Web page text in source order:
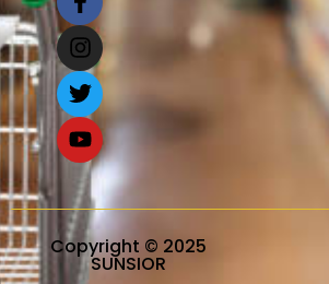
Copyright © 2025
SUNSIOR